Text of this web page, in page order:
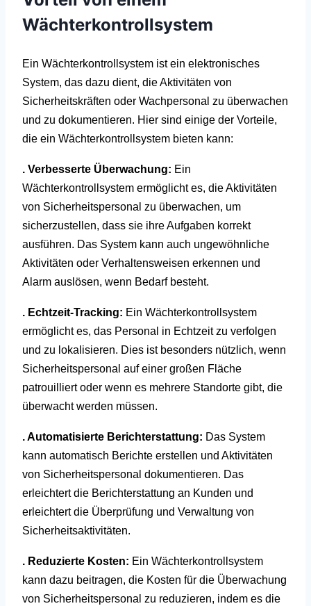
Wächterkontrollsystem
Ein Wächterkontrollsystem ist ein elektronisches
System, das dazu dient, die Aktivitäten von
Sicherheitskräften oder Wachpersonal zu überwachen
und zu dokumentieren. Hier sind einige der Vorteile,
die ein Wächterkontrollsystem bieten kann:
. Verbesserte Überwachung: Ein
Wächterkontrollsystem ermöglicht es, die Aktivitäten
von Sicherheitspersonal zu überwachen, um
sicherzustellen, dass sie ihre Aufgaben korrekt
ausführen. Das System kann auch ungewöhnliche
Aktivitäten oder Verhaltensweisen erkennen und
Alarm auslösen, wenn Bedarf besteht.
. Echtzeit-Tracking: Ein Wächterkontrollsystem
ermöglicht es, das Personal in Echtzeit zu verfolgen
und zu lokalisieren. Dies ist besonders nützlich, wenn
Sicherheitspersonal auf einer großen Fläche
patrouilliert oder wenn es mehrere Standorte gibt, die
überwacht werden müssen.
. Automatisierte Berichterstattung: Das System
kann automatisch Berichte erstellen und Aktivitäten
von Sicherheitspersonal dokumentieren. Das
erleichtert die Berichterstattung an Kunden und
erleichtert die Überprüfung und Verwaltung von
Sicherheitsaktivitäten.
. Reduzierte Kosten: Ein Wächterkontrollsystem
kann dazu beitragen, die Kosten für die Überwachung
von Sicherheitspersonal zu reduzieren, indem es die